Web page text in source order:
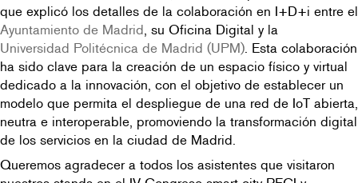
que explicó los detalles de la colaboración en I+D+i entre el
Ayuntamiento de Madrid , su Oficina Digital y la
Universidad Politécnica de Madrid (UPM) . Esta colaboración
ha sido clave para la creación de un espacio físico y virtual
dedicado a la innovación, con el objetivo de establecer un
modelo que permita el despliegue de una red de IoT abierta,
neutra e interoperable, promoviendo la transformación digital
de los servicios en la ciudad de Madrid.
Queremos agradecer a todos los asistentes que visitaron